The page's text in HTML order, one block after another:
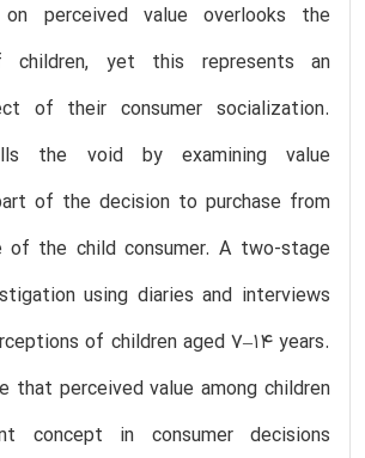
perceived value overlooks the
children, yet this represents an
of their consumer socialization.
the void by examining value
of the decision to purchase from
of the child consumer. A two-stage
using diaries and interviews
of children aged 7–14 years.
that perceived value among children
concept in consumer decisions